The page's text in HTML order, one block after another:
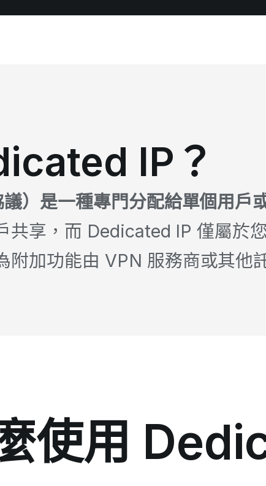
IP？
）是一種專門分配給單個用戶
共享，而 Dedicated IP 僅屬於
附加功能由 VPN 服務商或其他
使用